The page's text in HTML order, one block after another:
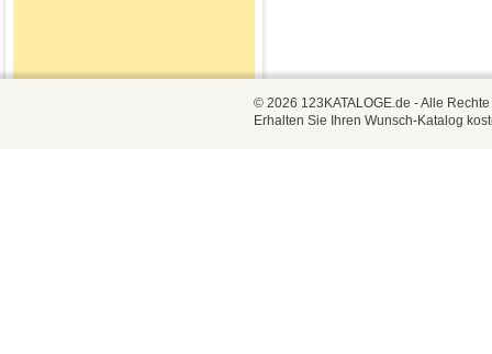
© 2026 123KATALOGE.de - Alle
Erhalten Sie Ihren Wunsch-Katalog